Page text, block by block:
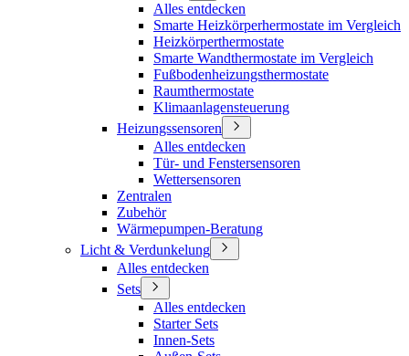
Alles entdecken
Smarte Heizkörperhermostate im Vergleich
Heizkörperthermostate
Smarte Wandthermostate im Vergleich
Fußbodenheizungsthermostate
Raumthermostate
Klimaanlagensteuerung
Heizungssensoren
Alles entdecken
Tür- und Fenstersensoren
Wettersensoren
Zentralen
Zubehör
Wärmepumpen-Beratung
Licht & Verdunkelung
Alles entdecken
Sets
Alles entdecken
Starter Sets
Innen-Sets